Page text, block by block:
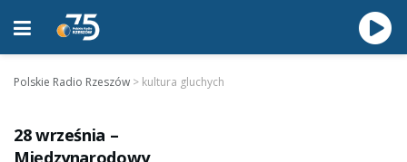
Polskie Radio Rzeszów > kultura gluchych
28 września –
Międzynarodowy